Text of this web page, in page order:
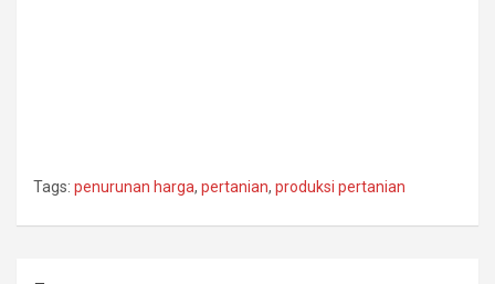
Tags: penurunan harga, pertanian, produksi pertanian
Post